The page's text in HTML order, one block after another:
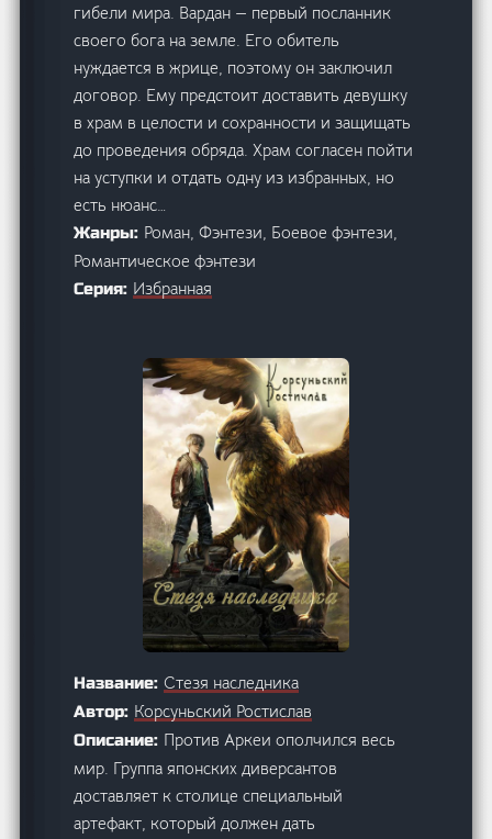
гибели мира. Вардан — первый посланник
своего бога на земле. Его обитель
нуждается в жрице, поэтому он заключил
договор. Ему предстоит доставить девушку
в храм в целости и сохранности и защищать
до проведения обряда. Храм согласен пойти
на уступки и отдать одну из избранных, но
есть нюанс…
Жанры: Роман, Фэнтези, Боевое фэнтези,
Романтическое фэнтези
Серия: Избранная
Название:Стезя наследника
Автор: Корсуньский Ростислав
Описание: Против Аркеи ополчился весь
мир. Группа японских диверсантов
доставляет к столице специальный
артефакт, который должен дать